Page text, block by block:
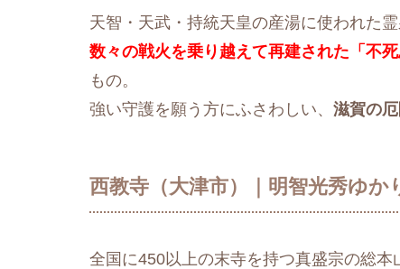
天智・天武・持統天皇の産湯に使われた
数々の戦火を乗り越えて再建された「不死
もの。
強い守護を願う方にふさわしい、 滋賀の
西教寺（大津市）｜明智光秀ゆか
全国に450以上の末寺を持つ真盛宗の総本